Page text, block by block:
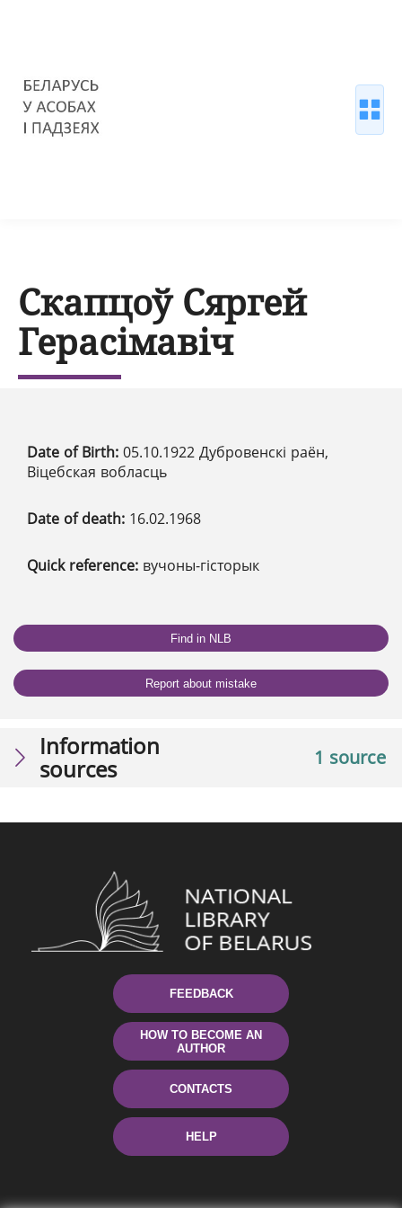
Скапцоў Сяргей
Герасімавіч
Date of Birth: 05.10.1922 Дубровенскі раён,
Віцебская вобласць
Date of death: 16.02.1968
Quick reference: вучоны-гісторык
Find in NLB
Report about mistake
1 source
Information
sources
FEEDBACK
HOW TO BECOME AN
AUTHOR
CONTACTS
HELP